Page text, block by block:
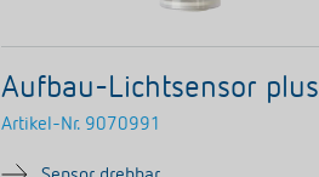
Aufbau-Lichtsensor plus
Artikel-Nr. 9070991